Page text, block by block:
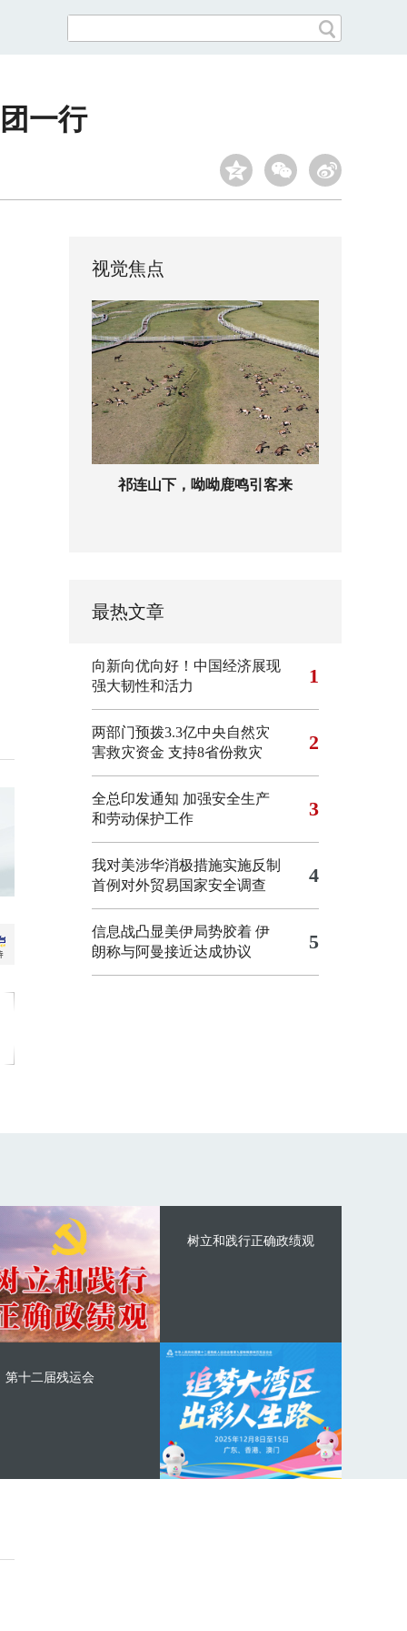
一行
视觉焦点
祁连山下，呦呦鹿鸣引客来
最热文章
向新向优向好！中国经济展现
强大韧性和活力
1
两部门预拨3.3亿中央自然灾
害救灾资金 支持8省份救灾
2
全总印发通知 加强安全生产
和劳动保护工作
3
我对美涉华消极措施实施反制
首例对外贸易国家安全调查
4
信息战凸显美伊局势胶着 伊
朗称与阿曼接近达成协议
5
树立和践行正确政绩观
第十二届残运会